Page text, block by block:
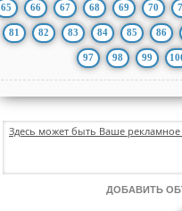
65 66 67 68 69 70
81 82 83 84 85 86
97 98 99
Здесь может быть Ваше
ДОБАВИТЬ